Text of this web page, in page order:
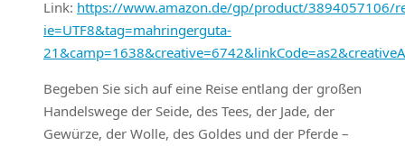
Link: https://www.amazon.de/gp/product/3894057106/
ie=UTF8&tag=mahringerguta-
Begeben Sie sich auf eine Reise entlang der großen
Handelswege der Seide, des Tees, der Jade, der
Gewürze, der Wolle, des Goldes und der Pferde –